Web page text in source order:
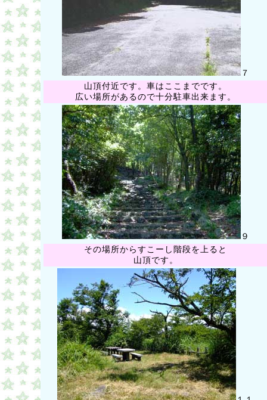
７
山頂付近です。車はここまでです。
広い場所があるので十分駐車出来ます。
９
その場所からすこーし階段を上ると
山頂です。